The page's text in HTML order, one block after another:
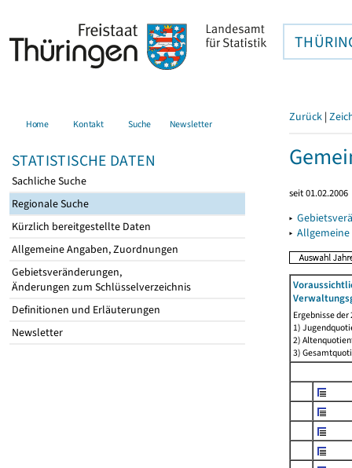
Home Kontakt Suche Newsletter
STATISTISCHE DATEN
Sachliche Suche
Regionale Suche
Kürzlich bereitgestellte Daten
Allgemeine Angaben, Zuordnungen
Gebietsveränderungen,
Änderungen zum Schlüsselverzeichnis
Definitionen und Erläuterungen
Newsletter
Zurück |
seit 01.02.2006
▸
▸
Ergebnisse
1)
2)
3)